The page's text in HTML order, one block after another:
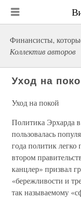
Финансисты,
Коллектив авторов
Уход на
Уход на покой
Политика Эрхарда в
пользовалась
года политик легко
втором
канцлер» призвал
«бережливости и
так называемому